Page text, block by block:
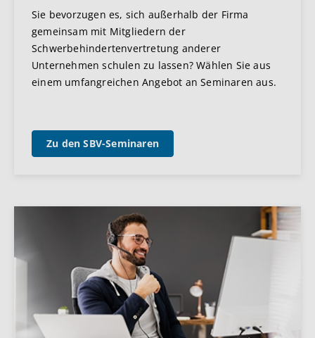
Sie bevorzugen es, sich außerhalb der Firma
gemeinsam mit Mitgliedern der
Schwerbehindertenvertretung anderer
Unternehmen schulen zu lassen? Wählen Sie aus
einem umfangreichen Angebot an Seminaren aus.
Zu den SBV-Seminaren